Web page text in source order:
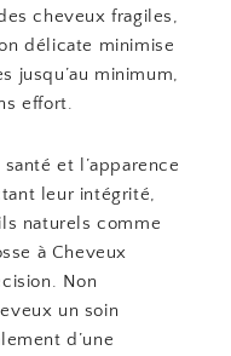
cheveux fragiles,
délicate minimise
jusqu’au minimum,
effort.
et l’apparence
leur intégrité,
naturels comme
à Cheveux
Non
un soin
d’une